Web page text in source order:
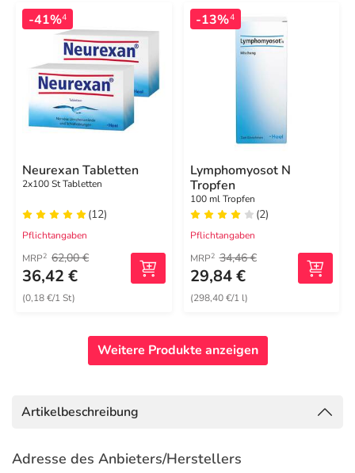
-41%4
Neurexan Tabletten
2x100 St Tabletten
(12)
Pflichtangaben
MRP2 62,00 €
36,42 €
(0,18 €/1 St)
-13%4
Lymphomyosot N
Tropfen
100 ml Tropfen
(2)
Pflichtangaben
MRP2 34,46 €
29,84 €
(298,40 €/1 l)
Weitere Produkte anzeigen
Artikelbeschreibung
Adresse des Anbieters/Herstellers